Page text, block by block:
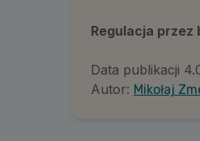
Regulacja
Data publikacji
Autor: Mikołaj